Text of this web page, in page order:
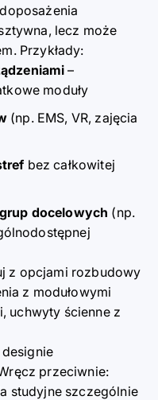
enia
lecz może
Przykłady:
eniami –
owe moduły
(np. EMS, VR, zajęcia
bez całkowitej
docelowych (np.
z opcjami rozbudowy
nia z modułowymi
uchwyty ścienne z
przeciwnie:
studyjne szczególnie